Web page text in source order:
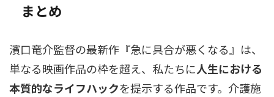
まとめ
濱口竜介監督の最新作『急に具合が悪くなる』は、
単なる映画作品の枠を超え、私たちに人生における
本質的なライフハックを提示する作品です。介護施